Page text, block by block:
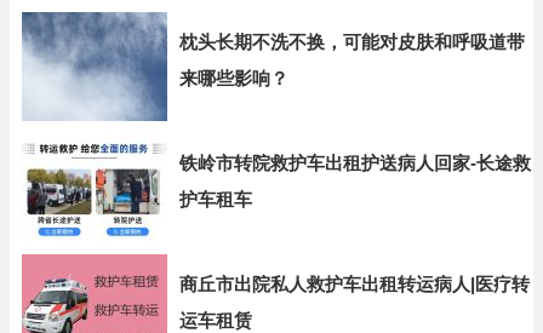
枕头长期不洗不换，可能对皮肤和呼吸道带
来哪些影响？
铁岭市转院救护车出租护送病人回家-长途救
护车租车
商丘市出院私人救护车出租转运病人|医疗转
运车租赁